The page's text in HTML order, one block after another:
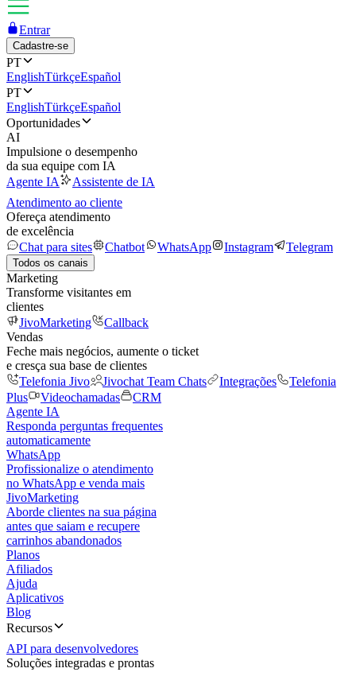
Entrar
Cadastre-se
PT
EnglishTürkçeEspañol
PT
EnglishTürkçeEspañol
Oportunidades
AI
Impulsione o desempenho
da sua equipe com IA
Agente IA
Assistente de IA
Atendimento ao cliente
Ofereça atendimento
de excelência
Chat para sites
Chatbot WhatsApp Instagram Telegram
Todos os canais
Marketing
Transforme visitantes em
clientes
JivoMarketing
Callback
Vendas
Feche mais negócios, aumente o ticket
e cresça sua base de clientes
Telefonia Jivo
Jivochat Team Chats Integrações
Telefonia
Plus
Videochamadas
CRM
Agente IA
Responda perguntas frequentes
automaticamente
WhatsApp
Profissionalize o atendimento
no WhatsApp e venda mais
JivoMarketing
Aborde clientes na sua página
antes que saiam e recupere
carrinhos abandonados
Planos
Afiliados
Ajuda
Aplicativos
Blog
Recursos
API para desenvolvedores
Soluções integradas e prontas